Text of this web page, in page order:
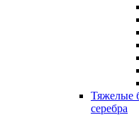
Тяжелые
серебра